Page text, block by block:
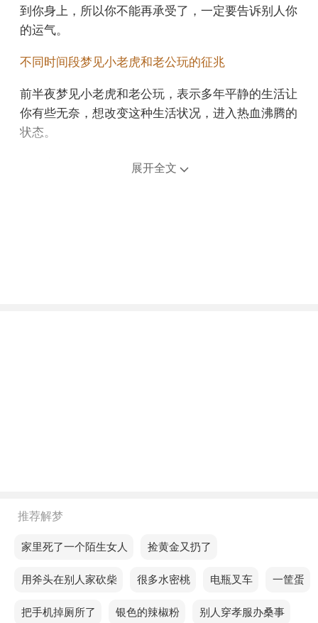
到你身上，所以你不能再承受了，一定要告诉别人你
的运气。
不同时间段梦见小老虎和老公玩的征兆
前半夜梦见小老虎和老公玩，表示多年平静的生活让
你有些无奈，想改变这种生活状况，进入热血沸腾的
状态。
后半夜梦见小老虎和老公玩，预示你的事业运势十分
难以解决的问题，进展缓慢。
老人梦见小老虎和老公玩，预示最近要多注意营养的
头。
不同的人梦见小老虎和老公玩预示着什么？
展开全文
推荐解梦
梦见家里死了一个陌生女人 梦见捡黄金又扔了
梦见用斧头在别人家砍柴梦见很多水密桃梦见电瓶叉车梦见一筐蛋
梦见把手机掉厕所了 梦见银色的辣椒粉梦见别人穿孝服办桑事